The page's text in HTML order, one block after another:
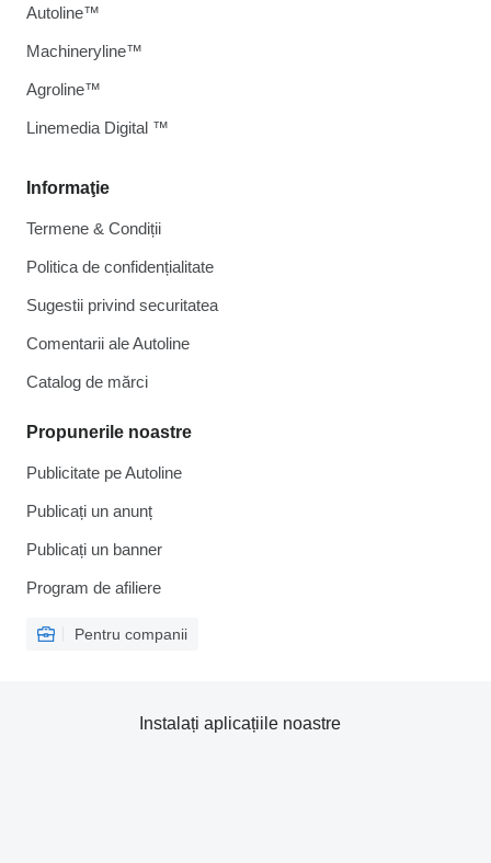
Informaţie
Termene & Condiții
Politica de confidențialitate
Sugestii privind securitatea
Comentarii ale Autoline
Catalog de mărcі
Propunerile noastre
Publicitate pe Autoline
Publicați un anunț
Publicați un banner
Program de afiliere
Pentru companii
Autoline™
Machineryline™
Agroline™
Linemedia Digital ™
Instalați aplicațiile noastre